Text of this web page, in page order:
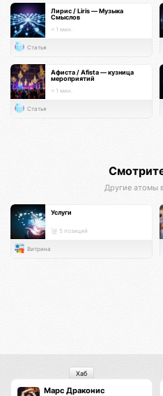
Лирис / Liris — Музыка
Смыслов
< 1 мин.
Статья
Афиста / Afista — кузница
мероприятий
< 1 мин.
Статья
Другие атомы
Услуги
5 позиций
Витрина
Марс Драконис
Хаб